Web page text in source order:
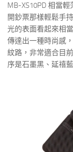
MB-XS10PD 相當
開鈔票那樣輕鬆手
光的表面看起來相
傳達出一種時尚感
紋路，非常適合目
序是石墨黑、延禧